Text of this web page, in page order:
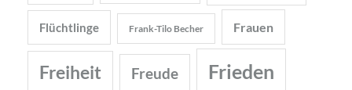
Flüchtlinge Frank-Tilo Becher Frauen
Freiheit Freude Frieden